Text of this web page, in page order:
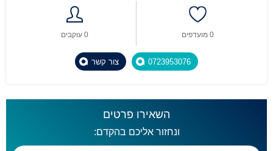
0 עוקבים 0 מועדפים
צור קשר 0723953076
השאירו פרטים
ונחזור אליכם בהקדם: